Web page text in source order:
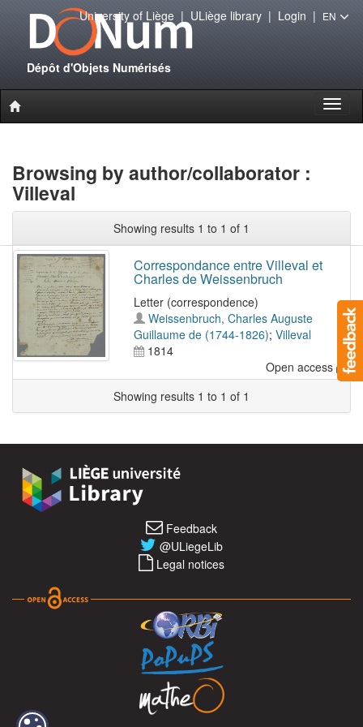
Dépôt d'Objets Numérisés
University of Liège| ULiège library| Login | EN
Browsing by author/collaborator :
Villeval
Showing results 1 to 1 of 1
Correspondance entre Villeval et
Charles de Weissenbruch
Letter (correspondence)
Weissenbruch, Charles Auguste
Guillaume de (1744-1826); Villeval
1814
Open access
Showing results 1 to 1 of 1
Feedback
@ULiegeLib
Legal notices